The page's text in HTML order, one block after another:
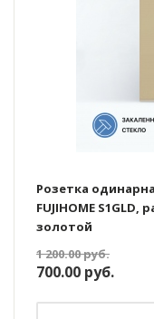
Розетка
FUJIHOME S1GLD,
золотой
1 200.00руб.
700.00 руб.